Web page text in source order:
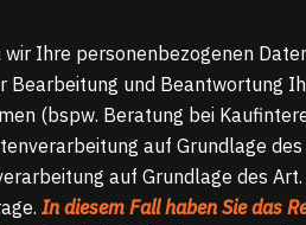
Ihre personenbezogenen
und Beantwortung
(bspw. Beratung bei
auf Grundlage des
auf Grundlage des
In diesem Fall haben Sie das